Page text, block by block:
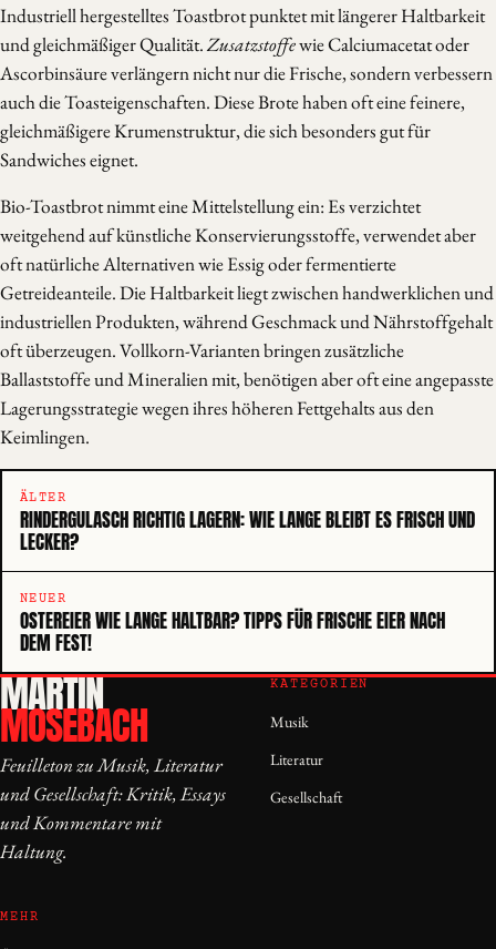
Industriell hergestelltes Toastbrot punktet mit längerer Haltbarkeit
und gleichmäßiger Qualität.Zusatzstoffewie Calciumacetat oder
Ascorbinsäure verlängern nicht nur die Frische, sondern verbessern
auch die Toasteigenschaften. Diese Brote haben oft eine feinere,
gleichmäßigere Krumenstruktur, die sich besonders gut für
Sandwiches eignet.
Bio-Toastbrot nimmt eine Mittelstellung ein: Es verzichtet
weitgehend auf künstliche Konservierungsstoffe, verwendet aber
oft natürliche Alternativen wie Essig oder fermentierte
Getreideanteile. Die Haltbarkeit liegt zwischen handwerklichen und
industriellen Produkten, während Geschmack und Nährstoffgehalt
oft überzeugen. Vollkorn-Varianten bringen zusätzliche
Ballaststoffe und Mineralien mit, benötigen aber oft eine angepasste
Lagerungsstrategie wegen ihres höheren Fettgehalts aus den
Keimlingen.
ÄLTER
RINDERGULASCH RICHTIG LAGERN: WIE LANGE BLEIBT ES FRISCH UND
LECKER?
NEUER
OSTEREIER WIE LANGE HALTBAR? TIPPS FÜR FRISCHE EIER NACH
DEM FEST!
MARTIN
MOSEBACH
Feuilleton zu Musik, Literatur
und Gesellschaft: Kritik, Essays
und Kommentare mit
Haltung.
KATEGORIEN
Musik
Literatur
Gesellschaft
MEHR